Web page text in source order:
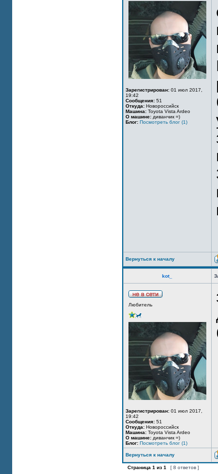
Зарегистрирован: 01 июл 2017,
19:42
Сообщения: 51
Откуда: Новороссийск
Машина: Toyota Vista Ardeo
О машине: диванчик =)
Блог: Посмотреть блог (1)
Вернуться к началу
kot_
Любитель
Зарегистрирован: 01 июл 2017,
19:42
Сообщения: 51
Откуда: Новороссийск
Машина: Toyota Vista Ardeo
О машине: диванчик =)
Блог: Посмотреть блог (1)
Вернуться к началу
Страница 1 из 1 [ 8 ответов ]